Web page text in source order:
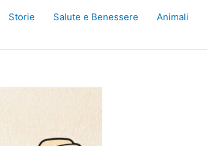
Storie Salute e Benessere
Animali